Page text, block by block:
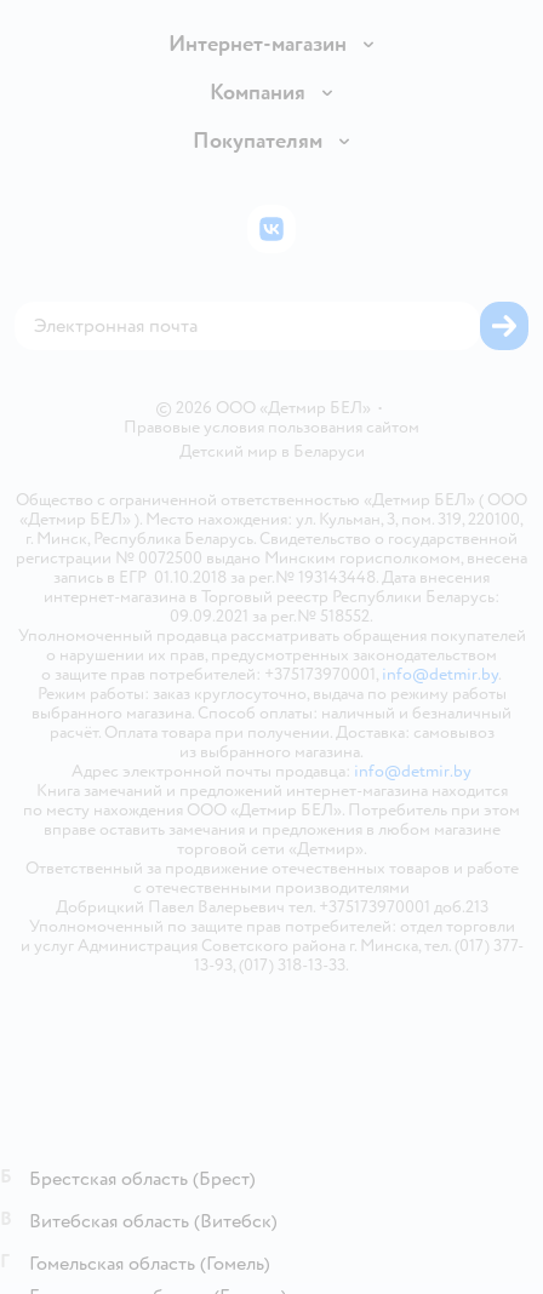
Интернет-магазин
Доставка и оплата
Правила продажи
Политика использования файлов cookie
Компания
Вакансии
Покупателям
Бонусные карты
© 2026 ООО «Детмир БЕЛ» •
Правовые условия пользования сайтом
Детский мир в Беларуси
Общество с ограниченной ответственностью «Детмир БЕЛ» ( ООО
«Детмир БЕЛ» ). Место нахождения: ул. Кульман, 3, пом. 319, 220100,
г. Минск, Республика Беларусь. Свидетельство о государственной
регистрации № 0072500 выдано Минским горисполкомом, внесена
запись в ЕГР 01.10.2018 за рег.№ 193143448. Дата внесения
интернет-магазина в Торговый реестр Республики Беларусь:
09.09.2021 за рег.№ 518552.
Уполномоченный продавца рассматривать обращения покупателей
о нарушении их прав, предусмотренных законодательством
о защите прав потребителей: +375173970001, info@detmir.by.
Режим работы: заказ круглосуточно, выдача по режиму работы
выбранного магазина. Способ оплаты: наличный и безналичный
расчёт. Оплата товара при получении. Доставка: самовывоз
из выбранного магазина.
Адрес электронной почты продавца: info@detmir.by
Книга замечаний и предложений интернет-магазина находится
по месту нахождения ООО «Детмир БЕЛ». Потребитель при этом
вправе оставить замечания и предложения в любом магазине
торговой сети «Детмир».
Ответственный за продвижение отечественных товаров и работе
с отечественными производителями
Добрицкий Павел Валерьевич тел. +375173970001 доб.213
Уполномоченный по защите прав потребителей: отдел торговли
и услуг Администрация Советского района г. Минска, тел. (017) 377-
13-93, (017) 318-13-33.
ВКонтакте
Брестская область (Брест)
Витебская область (Витебск)
Гомельская область (Гомель)